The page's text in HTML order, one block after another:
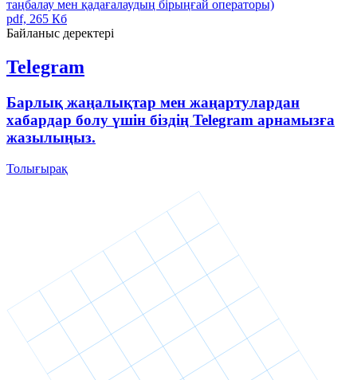
таңбалау мен қадағалаудың бірыңғай операторы)
pdf, 265 Кб
Байланыс деректері
Telegram
Барлық жаңалықтар мен жаңартулардан
хабардар болу үшін біздің Telegram арнамызға
жазылыңыз.
Толығырақ